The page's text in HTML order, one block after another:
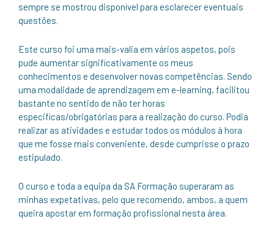
sempre se mostrou disponível para esclarecer eventuais
questões.
Este curso foi uma mais-valia em vários aspetos, pois
pude aumentar significativamente os meus
conhecimentos e desenvolver novas competências. Sendo
uma modalidade de aprendizagem em e-learning, facilitou
bastante no sentido de não ter horas
especificas/obrigatórias para a realização do curso. Podia
realizar as atividades e estudar todos os módulos à hora
que me fosse mais conveniente, desde cumprisse o prazo
estipulado.
O curso e toda a equipa da SA Formação superaram as
minhas expetativas, pelo que recomendo, ambos, a quem
queira apostar em formação profissional nesta área.